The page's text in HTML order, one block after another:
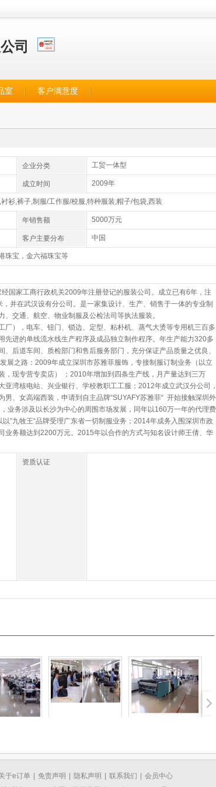
司
室 客户满意度
企业分类 工贸一体型
成立时间 2009年
衫,裤子,制服/工作服/校服,特种服装,帽子/包袋,西装
年销售额 5000万元
客户主要分布 中国
珠宝，金六福珠宝等
国家工商行政机关2009年注册登记的服装公司。成立已有6年，注
并在武汉设有分公司。是一家集设计、生产、销售于一体的专业制
交通、航空、物业制服及公检法司等执法服装。
厂），电车、钮门、锁边、定型、粘朴机、蒸气大烫等专用机三百多
先进的单线流水线生产程序及成品独立制作程序。年生产能力320多
后道车间、质检部门和售后服务部门，充分保证产品质量之优良、
年成立深圳市苏雅菲服饰，专接制服订制业务（以立
，现专营专卖店） ；2010年增加到四条生产线，月产量达到三万
亚湾核电站、兴业银行、学校教职工工服；2012年成立武汉分公司
男、女高端西装，申请到自主品牌“SUYAFY苏雅菲“ 开始接触深圳外
业务涉及以长沙为中心的周围市场发展，同年以160万一年的代理费
”九牧王“品牌受理广东省一切制服业务；2014年成务入围深圳市政
业务额达到2200万元。2015年以合作的方式与知名设计师王倩、华
资质认证
于e订单 免责声明 隐私声明 联系我们
会员中心